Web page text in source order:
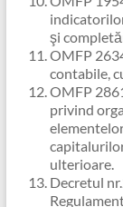
şi
OMFP
contabile,
OMFP
privind
ulterioare.
Decretul